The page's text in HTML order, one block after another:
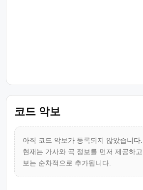
코드 악보
아직 코드 악보가 등록되지 않았습니다.
현재는 가사와 곡 정보를 먼저 제공하
보는 순차적으로 추가됩니다.